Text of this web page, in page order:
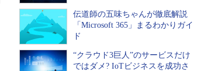
伝道師の五味ちゃんが徹底解説
「Microsoft 365」まるわかりガイ
ド
“クラウド3巨人”のサービスだけ
ではダメ? IoTビジネスを成功さ